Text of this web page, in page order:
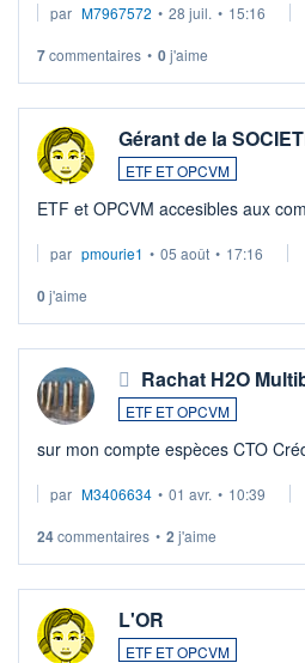
par M7967572 • 28 juil. • 15:16
7commentaires • 0j'aime
Gérant de la
ETF ET OPCVM
ETF et OPCVM accesibles
par pmourie1 • 05 août • 17:16
0j'aime
Rachat H2O
ETF ET OPCVM
sur mon compte espèces CTO
par M3406634 • 01 avr. • 10:39
24commentaires • 2 j'aime
L'OR
ETF ET OPCVM